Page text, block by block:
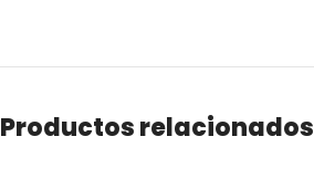
Productos relacionados